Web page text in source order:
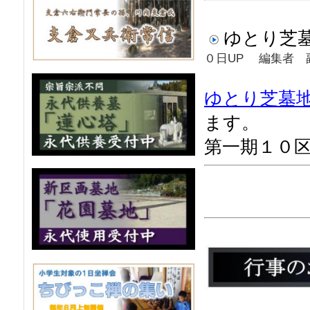
ゆと
０日UP 編集者
ゆとり芝墓
ます。
第一期１０